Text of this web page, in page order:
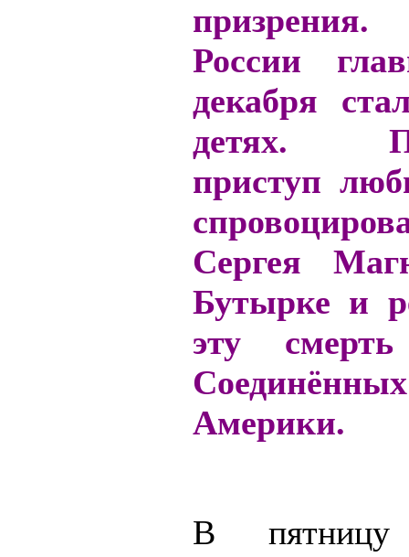
России
декабря
детях.
приступ
Сергея
Бутырке и
эту смерть
Америки.
В пятницу